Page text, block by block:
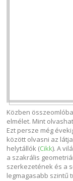
Közben
elmélet. Mint
Ezt persze még
között olvasni az
helytállók (Cikk). A
a szakrális
szerkezetének és a
legmagasabb szintű